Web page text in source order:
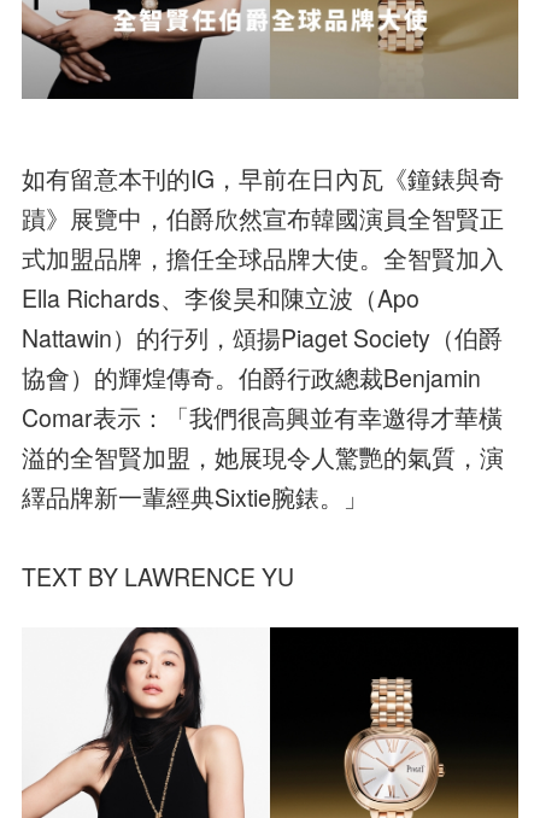
如有留意本刊的IG，早前在日內瓦《鐘錶與奇
蹟》展覽中，伯爵欣然宣布韓國演員全智賢正
式加盟品牌，擔任全球品牌大使。全智賢加入
Ella Richards、李俊昊和陳立波（Apo
Nattawin）的行列，頌揚Piaget Society（伯爵
協會）的輝煌傳奇。伯爵行政總裁Benjamin
Comar表示：「我們很高興並有幸邀得才華橫
溢的全智賢加盟，她展現令人驚艷的氣質，演
繹品牌新一輩經典Sixtie腕錶。」
TEXT BY LAWRENCE YU